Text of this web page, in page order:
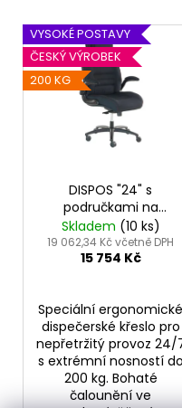
V
ý
p
i
VYSOKÉ POSTAVY
ČESKÝ VÝROBEK
200 KG
DISPOS "24" s
područkami na
kovovém kříži
Skladem (10 ks)
19 062,34 Kč včetně DPH
15 754 Kč
Speciální ergonomické
dispečerské křeslo pro
nepřetržitý provoz 24/
s extrémní nosností do
200 kg. Bohaté
čalounění ve
u
j
e
m